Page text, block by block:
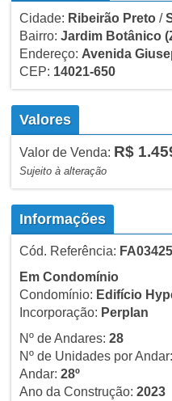
Cidade: Ribeirão Preto/
Bairro: Jardim Botânico
Endereço: Avenida
CEP: 14021-650
Valores
Valor de Venda: R$
Sujeito à alteração
Informações
Cód. Referência: FA03425
Em Condomínio
Condomínio: Edifício
Incorporação: Perplan
Nº de Andares: 28
Nº de Unidades por Andar:
Andar: 28º
Ano da Construção: 2023